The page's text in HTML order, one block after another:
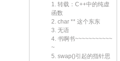
1. 转载：C++中的纯虚
函数
2. char ** 这个东东
3. 无语
4. 书啊书~~~~~~~~~~~
~
5. swap()引起的指针思